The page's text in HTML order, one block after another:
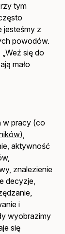
tym
jesteśmy z
powodów.
się do
mało
w pracy (co
),
aktywność
znalezienie
decyzje,
i
wyobrazimy
się